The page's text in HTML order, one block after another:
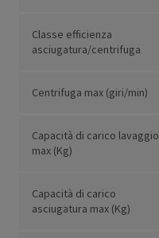
Classe efficienza
asciugatura/centrifuga
Centrifuga max (giri/min)
Capacità di carico lavaggio
max (Kg)
Capacità di carico
asciugatura max (Kg)